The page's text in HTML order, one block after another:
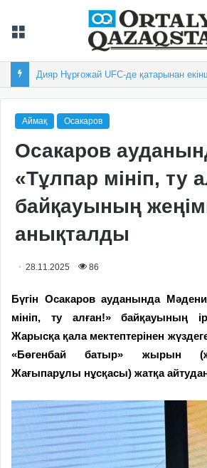
Дияр Нұрғожай UFC-де қатарынан
Аймақ Осакаров
Осакаров
«Тұлпар мініп, ту
байқауының
анықталды
28.11.2025 86
Бүгін Осакаров ауданында
мініп, ту алған!» байқауының
Жарысқа қала мектептерінен
«Бөгенбай батыр» жырын
Жағыпарұлы нұсқасы) жатқа